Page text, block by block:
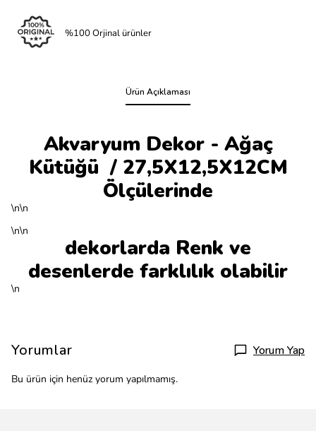
%100 Orjinal ürünler
Ürün Açıklaması
Akvaryum Dekor - Ağaç
Kütüğü / 27,5X12,5X12CM
Ölçülerinde
\n\n
\n\n
dekorlarda Renk ve
desenlerde farklılık olabilir
\n
Yorumlar Yorum Yap
Bu ürün için henüz yorum yapılmamış.